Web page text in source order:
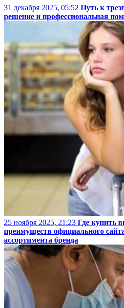
31 декабря 2025, 05:52 Путь к
решение и профессиональная
25 ноября 2025, 21:23 Где купить
преимуществ официального
ассортимента бренда